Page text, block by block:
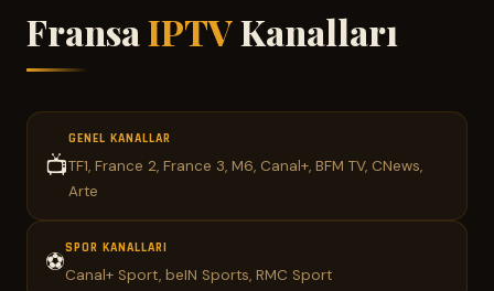
FransaIPTVKanalları
📺
GENEL KANALLAR
TF1, France 2, France 3, M6, Canal+, BFM TV, CNews,
Arte
⚽SPOR KANALLARI
Canal+ Sport, beIN Sports, RMC Sport